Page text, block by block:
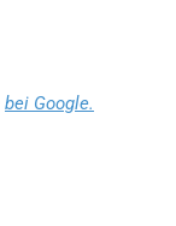
bei Google.